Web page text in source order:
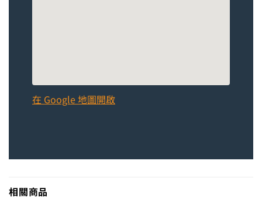
在 Google 地圖開啟
相關商品